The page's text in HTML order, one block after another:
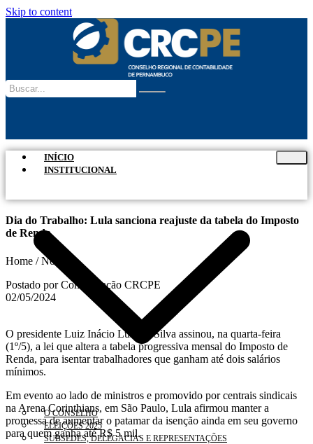
Skip to content
INÍCIO
INSTITUCIONAL
O CONSELHO
ELEIÇÕES 2025
SUBSEDES, DELEGACIAS E REPRESENTAÇÕES
Dia do Trabalho: Lula sanciona reajuste da tabela do Imposto
de Renda
Home / Notícias
Postado por Comunicação CRCPE
02/05/2024
O presidente Luiz Inácio Lula da Silva assinou, na quarta-feira
(1º/5), a lei que altera a tabela progressiva mensal do Imposto de
Renda, para isentar trabalhadores que ganham até dois salários
mínimos.
Em evento ao lado de ministros e promovido por centrais sindicais
na Arena Corinthians, em São Paulo, Lula afirmou manter a
promessa de aumentar o patamar da isenção ainda em seu governo
para quem ganha até R$ 5 mil.